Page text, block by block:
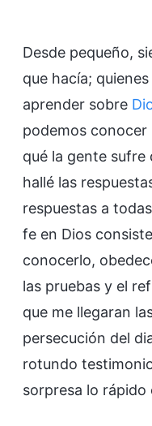
Desde pequeño,
que hacía;
aprender sobre
podemos conocer
qué la gente
hallé las
respuestas a
fe en Dios
conocerlo,
las pruebas y el
que me llegaran
persecución del
rotundo
sorpresa lo